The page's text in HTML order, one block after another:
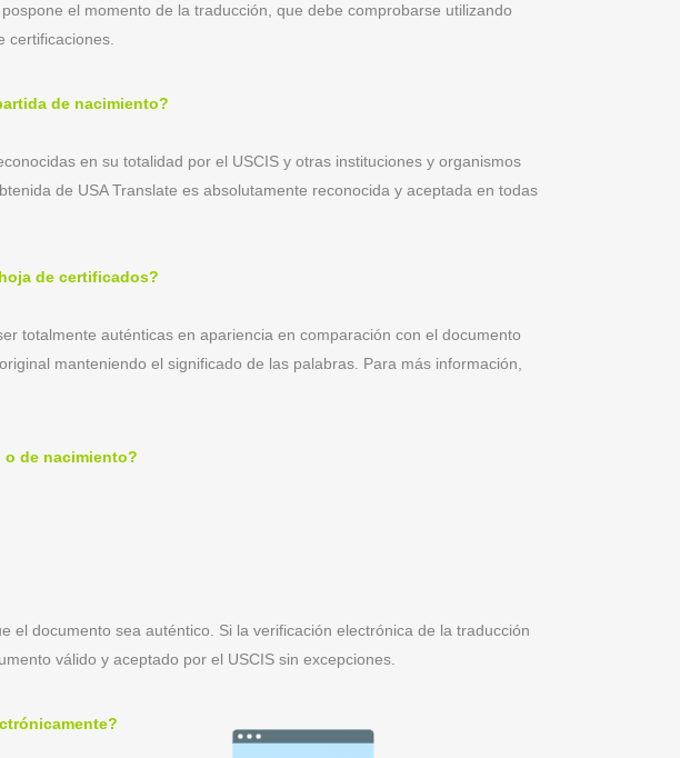
el momento de la traducción, que debe comprobarse utilizando
certificaciones.
de nacimiento?
en su totalidad por el USCIS y otras instituciones y organismos
de USA Translate es absolutamente reconocida y aceptada en todas
de certificados?
totalmente auténticas en apariencia en comparación con el documento
manteniendo el significado de las palabras. Para más información,
de nacimiento?
documento sea auténtico. Si la verificación electrónica de la traducción
válido y aceptado por el USCIS sin excepciones.